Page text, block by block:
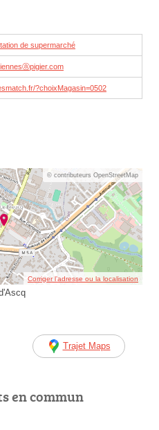
de supermarché
?choixMagasin=0502
© contributeurs OpenStreetMap
Corriger l’adresse ou la localisation
Trajet Maps
en commun